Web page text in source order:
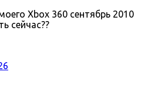
Xbox 360 сентябрь 2010
сейчас??